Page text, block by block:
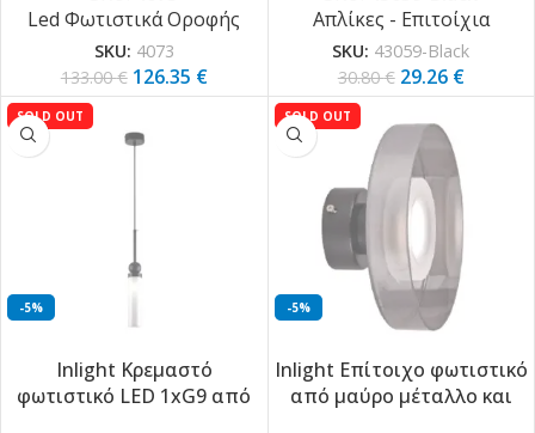
Led Φωτιστικά Οροφής
SKU: 4073
133.00€ 126.35 €
(43059-Black)
Απλίκες - Επιτοίχια
SKU: 43059-Black
30.80€ 29.26 €
-5%
SOLD OUT
Inlight Κρεμαστό
φωτιστικό LED 1xG9 από
-5%
SOLD OUT
Inlight Επίτοιχο φωτιστικό
από μαύρο μέταλλο και